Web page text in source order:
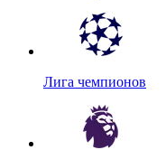
Лига чемпионов